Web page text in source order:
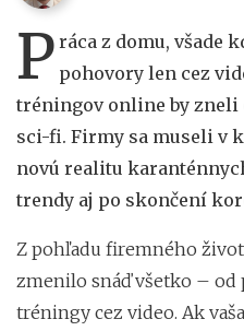
P ráca z domu, všade
pohovory len cez
tréningov online by zneli
sci-fi. Firmy sa museli v
novú realitu
trendy aj po skončení
Z pohľadu firemného
zmenilo snáď všetko – od
tréningy cez video. Ak